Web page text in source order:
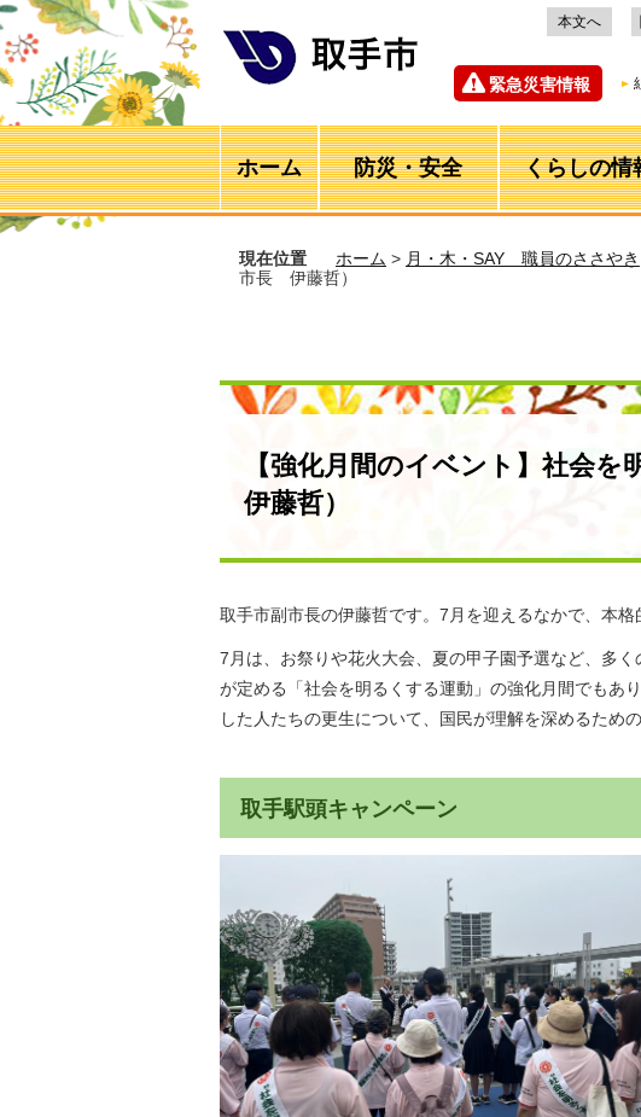
本文へ
緊急災害情報
ホーム 防災・安全 くらしの情
現在位置 ホーム > 月・木・SAY 職員のささやき
市長 伊藤哲）
【強化月間のイベント】社会
伊藤哲）
取手市副市長の伊藤哲です。7月を迎えるなかで、本
7月は、お祭りや花火大会、夏の甲子園予選など、多
が定める「社会を明るくする運動」の強化月間でもあ
した人たちの更生について、国民が理解を深めるため
取手駅頭キャンペーン